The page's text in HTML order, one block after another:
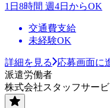
1日8時間 週4日からOK
交通費支給
未経験OK
詳細を見る
応募画面に
派遣労働者
株式会社スタッフサービ